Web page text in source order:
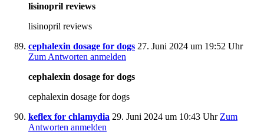
lisinopril reviews
lisinopril reviews
cephalexin dosage for dogs 27. Juni 2024 um 19:52 Uhr
Zum Antworten anmelden
cephalexin dosage for dogs
cephalexin dosage for dogs
keflex for chlamydia 29. Juni 2024 um 10:43 Uhr Zum
Antworten anmelden